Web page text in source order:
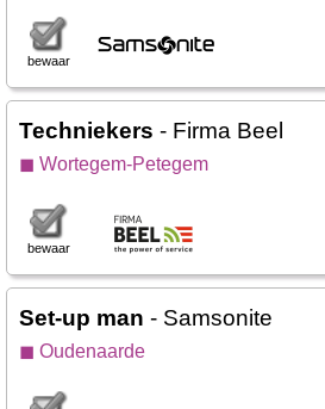
bewaar
Techniekers - Firma Beel
◼ Wortegem-Petegem
bewaar
Set-up man - Samsonite
◼ Oudenaarde